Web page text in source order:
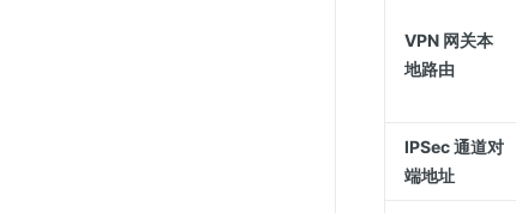
VPN 网关本
地路由
IPSec 通道对
端地址